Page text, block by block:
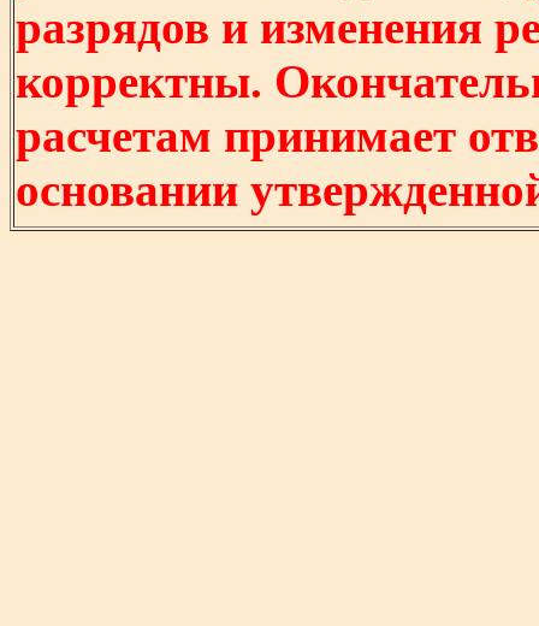
разрядов и изменения
корректны.
расчетам принимает
основании